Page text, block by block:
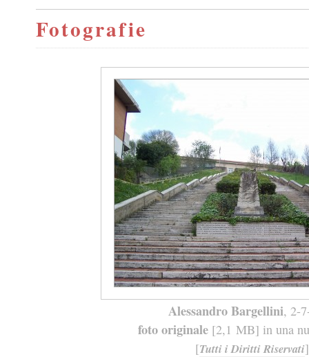
Fotografie
Alessandro Bargellini, 2-
foto originale[2,1 MB] in una
[Tutti i Diritti Riservati]